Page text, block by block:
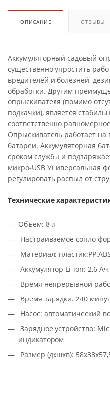
ОПИСАНИЕ ОТЗЫВЫ
Аккумуляторный садовый
существенно упростить
вредителей и болезней,
обработки. Другим
опрыскивателя (помимо
подкачки), является
соответственно
Опрыскиватель работает
батареи. Аккумуляторная
сроком службы и
микро-USB Универсальная
регулировать распыл от
Технические
Объем: 8 л
Настраиваемое сопло
Материал:
Аккумулятор Li-ion: 2,6
Время непрерывной
Время зарядки: 240 минут
Насос: автоматический
Зарядное устройство:
индикатором
Размер (дхшхв):